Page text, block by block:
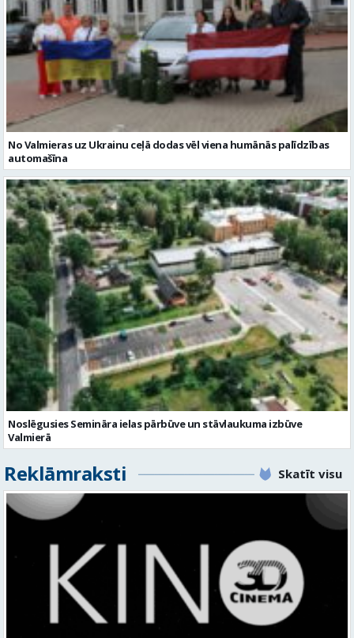
No Valmieras uz Ukrainu ceļā dodas vēl viena humānās palīdzības
automašīna
Noslēgusies Semināra ielas pārbūve un stāvlaukuma izbūve
Valmierā
Reklāmraksti Skatīt visu